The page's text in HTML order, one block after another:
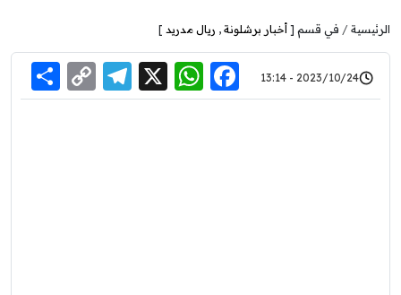
الرئيسية في قسم [ أخبار برشلونة , ريال مدريد ]
2023/10/24 - 13:14
Facebook
WhatsApp
X
Link